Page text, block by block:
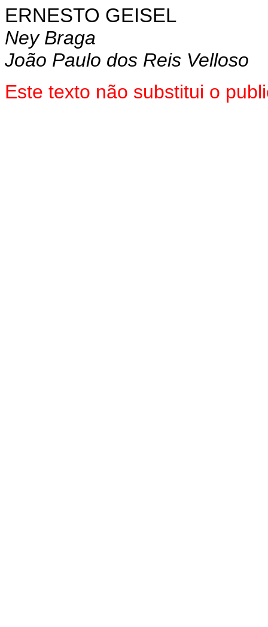
ERNESTO GEISEL
Ney Braga
João Paulo dos Reis Velloso
Este texto não substitui o